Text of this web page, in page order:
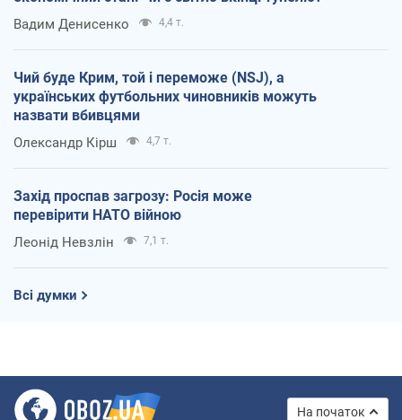
Вадим Денисенко 4,4 т.
Чий буде Крим, той і переможе (NSJ), а
українських футбольних чиновників можуть
назвати вбивцями
Олександр Кірш 4,7 т.
Захід проспав загрозу: Росія може
перевірити НАТО війною
Леонід Невзлін 7,1 т.
Всі думки
На початок